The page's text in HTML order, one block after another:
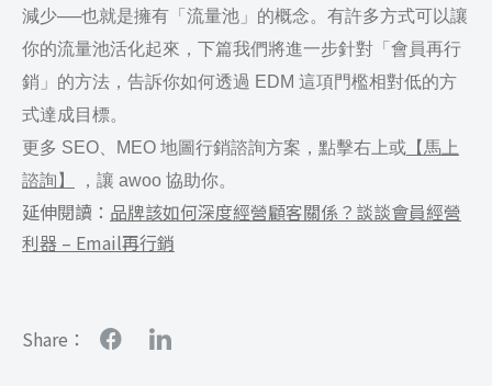
減少──也就是擁有「流量池」的概念。有許多方式可以讓
你的流量池活化起來，下篇我們將進一步針對「會員再行
銷」的方法，告訴你如何透過 EDM 這項門檻相對低的方
式達成目標。
更多 SEO、MEO 地圖行銷諮詢方案，點擊右上或 【馬上
諮詢】
，讓 awoo 協助你。
延伸閱讀： 品牌該如何深度經營顧客關係？談談會員經營
利器 – Email再行銷
Share：